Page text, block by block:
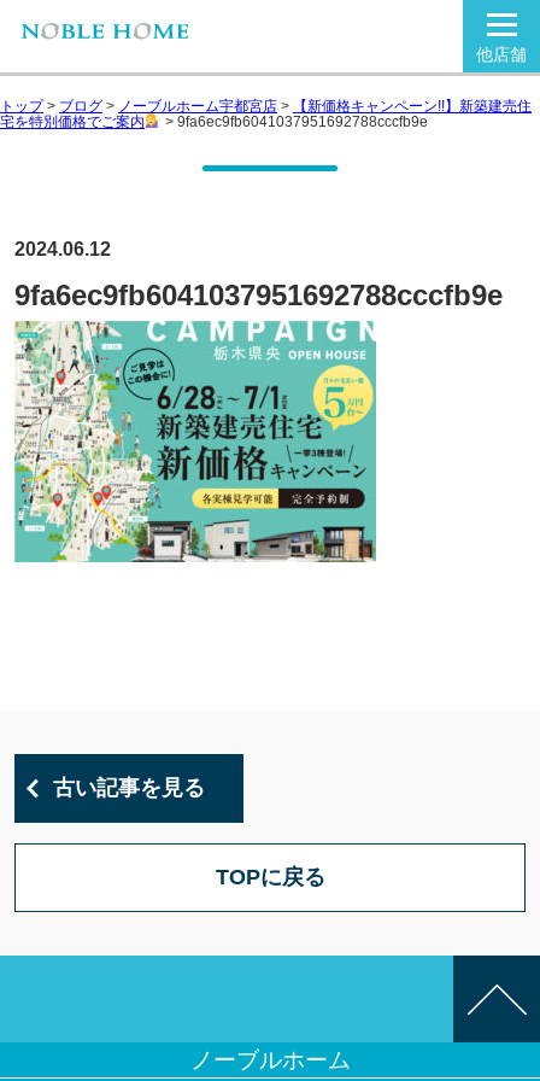
他店舗
トップ> ブログ > ノーブルホーム宇都宮店 >
【新価格キャンペーン!!】新築建売住
宅を特別価格でご案内
> 9fa6ec9fb6041037951692788cccfb9e
2024.06.12
9fa6ec9fb6041037951692788cccfb9e
古い記事を見る
TOPに戻る
ノーブルホーム